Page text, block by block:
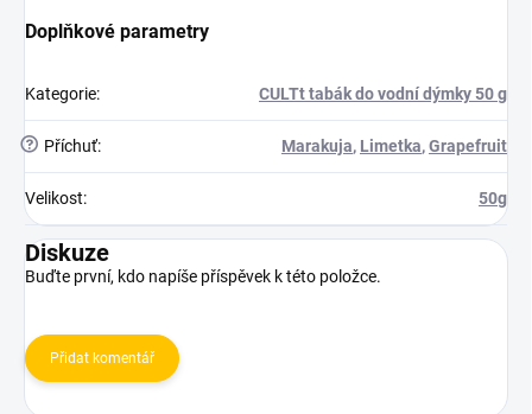
Doplňkové parametry
Kategorie: CULTt tabák do vodní dýmky 50 g
? Příchuť: Marakuja, Limetka,Grapefruit
Velikost: 50g
Diskuze
Buďte první, kdo napíše příspěvek k této položce.
Přidat komentář